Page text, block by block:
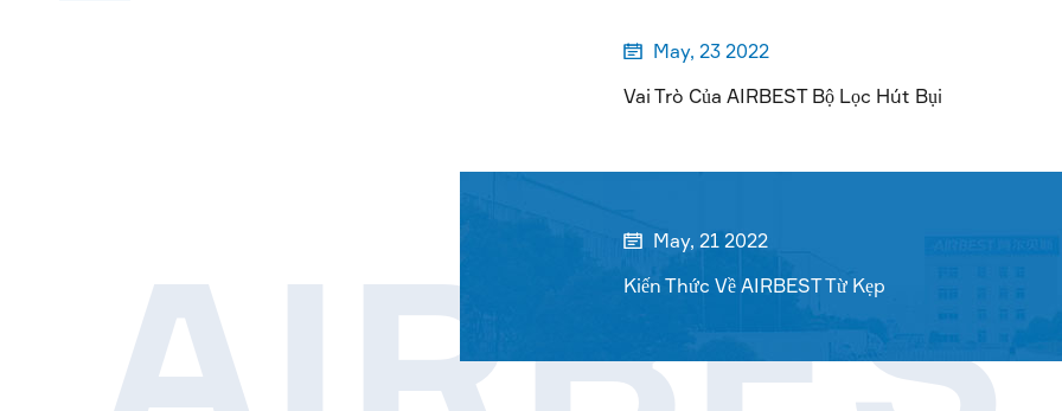

May, 23 2022
Vai Trò Của AIRBEST Bộ Lọc Hút Bụi

May, 21 2022
Kiến Thức Về AIRBEST Từ Kẹp